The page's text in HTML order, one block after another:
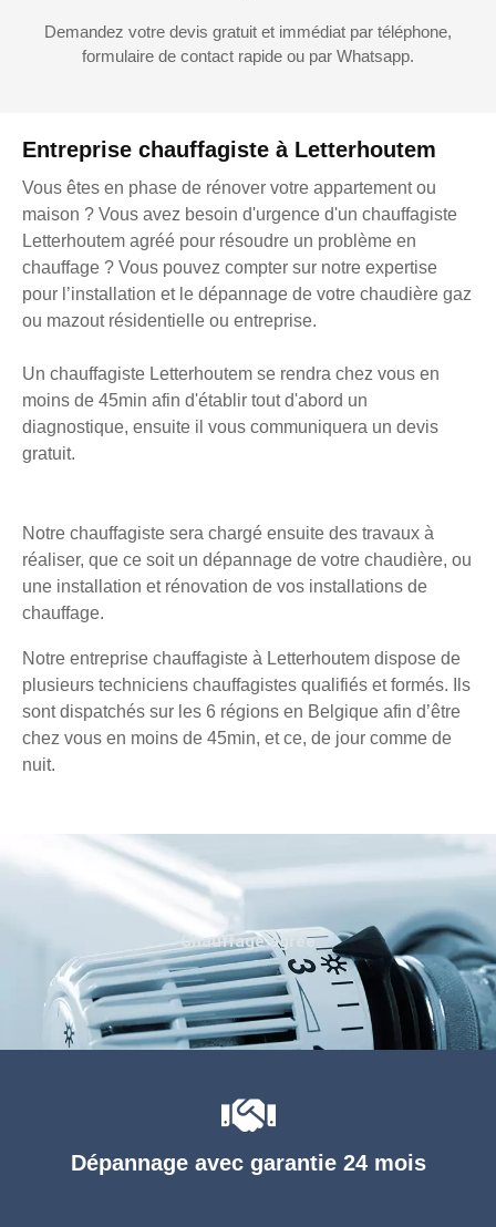
Entreprise chauffagiste à Letterhoutem
Vous êtes en phase de rénover votre appartement ou
maison ? Vous avez besoin d'urgence d'un chauffagiste
Letterhoutem agréé pour résoudre un problème en
chauffage ? Vous pouvez compter sur notre expertise
pour l’installation et le dépannage de votre chaudière gaz
ou mazout résidentielle ou entreprise.
Un chauffagiste Letterhoutem se rendra chez vous en
moins de 45min afin d'établir tout d'abord un
diagnostique, ensuite il vous communiquera un devis
gratuit.
Notre chauffagiste sera chargé ensuite des travaux à
réaliser, que ce soit un dépannage de votre chaudière, ou
une installation et rénovation de vos installations de
chauffage.
Notre entreprise chauffagiste à Letterhoutem dispose de
plusieurs techniciens chauffagistes qualifiés et formés. Ils
sont dispatchés sur les 6 régions en Belgique afin d’être
chez vous en moins de 45min, et ce, de jour comme de
nuit.
Demandez votre devis gratuit et immédiat par téléphone,
formulaire de contact rapide ou par Whatsapp.
Dépannage avec garantie 24 mois
Chauffage agréé